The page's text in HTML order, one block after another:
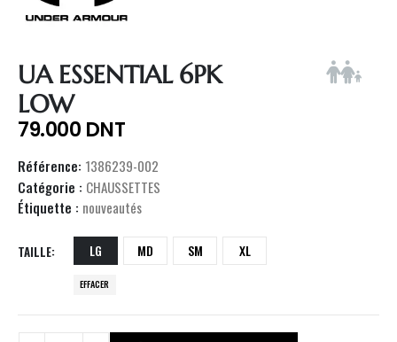
UA ESSENTIAL 6PK
LOW
79.000 DNT
Référence: 1386239-002
Catégorie : CHAUSSETTES
Étiquette : nouveautés
TAILLE LG MD SM XL
EFFACER